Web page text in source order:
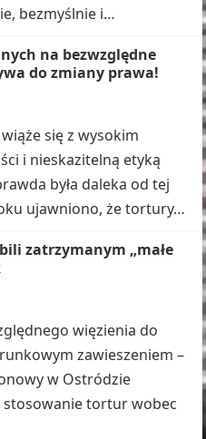
bezmyślnie i…
na bezwzględne
do zmiany prawa!
się z wysokim
i nieskazitelną etyką
była daleka od tej
ujawniono, że tortury…
zatrzymanym „małe
więzienia do
zawieszeniem –
w Ostródzie
tortur wobec